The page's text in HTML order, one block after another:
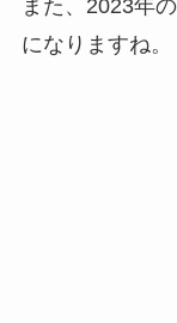
また、2023年
になりますね。